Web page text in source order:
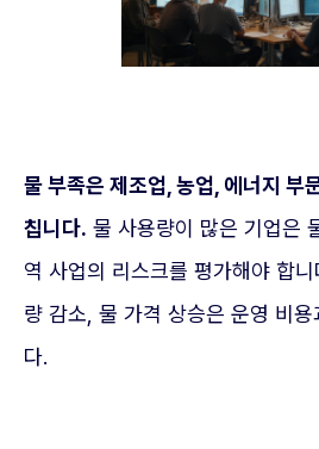
물 부족은 제조업, 농업, 에너지 부
칩니다. 물 사용량이 많은 기업은
역 사업의 리스크를 평가해야 합
량 감소, 물 가격 상승은 운영 비용
다.